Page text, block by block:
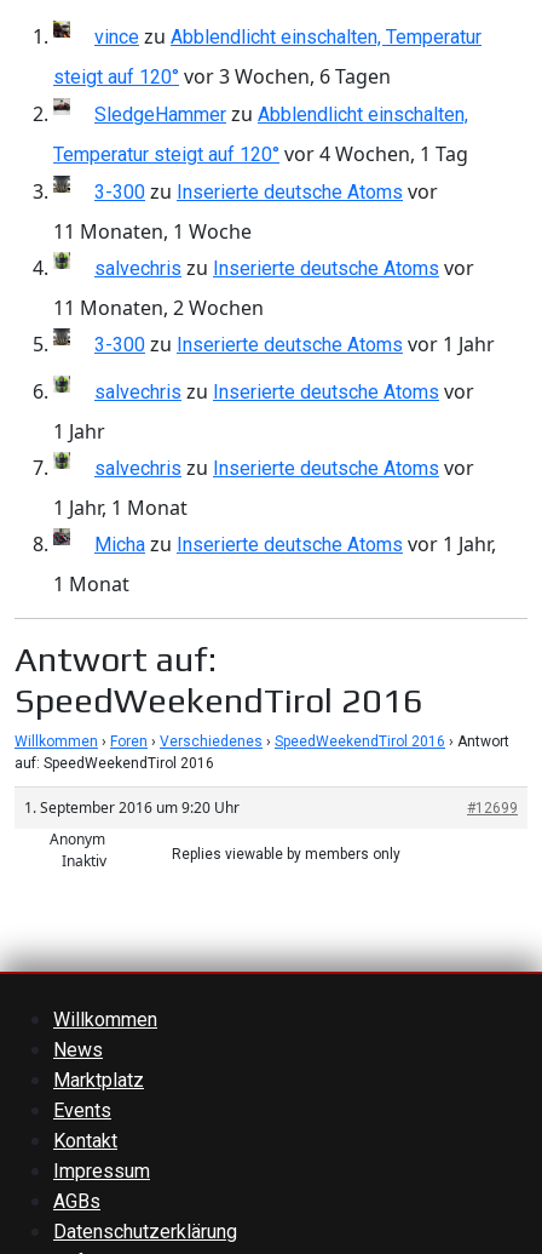
vince zu Abblendlicht einschalten, Temperatur
steigt auf 120° vor 3 Wochen, 6 Tagen
SledgeHammer zu Abblendlicht einschalten,
Temperatur steigt auf 120° vor 4 Wochen, 1 Tag
3-300 zu Inserierte deutsche Atoms vor
11 Monaten, 1 Woche
salvechris zu Inserierte deutsche Atoms vor
11 Monaten, 2 Wochen
3-300 zu Inserierte deutsche Atoms vor 1 Jahr
salvechris zu Inserierte deutsche Atoms vor
1 Jahr
salvechris zu Inserierte deutsche Atoms vor
1 Jahr, 1 Monat
Micha zu Inserierte deutsche Atoms vor 1 Jahr,
1 Monat
Antwort auf:
SpeedWeekendTirol 2016
Willkommen › Foren › Verschiedenes › SpeedWeekendTirol 2016 › Antwort
auf: SpeedWeekendTirol 2016
1. September 2016 um 9:20 Uhr #12699
Anonym
Inaktiv
Replies viewable by members only
Willkommen
News
Marktplatz
Events
Kontakt
Impressum
AGBs
Datenschutzerklärung